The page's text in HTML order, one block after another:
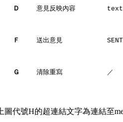
Ｄ 意見反映內容
Ｆ 送出意見 SENT
Ｇ 清除重寫 ／
上圖代號H的超連結文字為連結至